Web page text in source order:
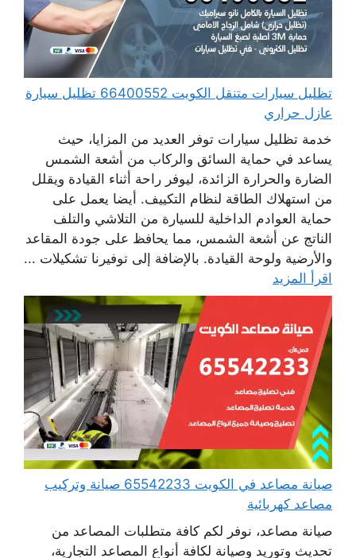
تظليل سيارات متنقل الكويت 66400552 تظليل سيارة
عازل حراري
خدمة تظليل سيارات توفر العديد من المزايا، حيث
يساعد في حماية السائق والركاب من أشعة الشمس
الضارة والحرارة الزائدة، ليوفر راحة أثناء القيادة ويقلل
من استهلاك الطاقة لنظام التكييف. أيضا يعمل على
حماية العوادم الداخلية للسيارة من التلاشي والتلف
الناتج عن أشعة الشمس، مما يحافظ على جودة المقاعد
والأرضية ولوحة القيادة. بالإضافة إلى توفيرنا تشكيلات ...
اقرأ المزيد
صيانة مصاعد في الكويت 65542233 صيانة وتركيب
مصاعد كهربائية
صيانة مصاعد، نوفر لكم كافة متطلبات المصاعد من
تحديث وتوريد وصيانة لكافة أنواع المصاعد التجارية،